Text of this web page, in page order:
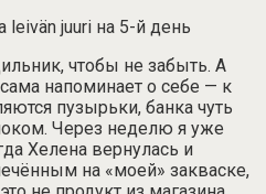
чтобы не забыть. А
напоминает о себе — к
пузырьки, банка чуть
Через неделю я уже
Хелена вернулась и
на «моей» закваске,